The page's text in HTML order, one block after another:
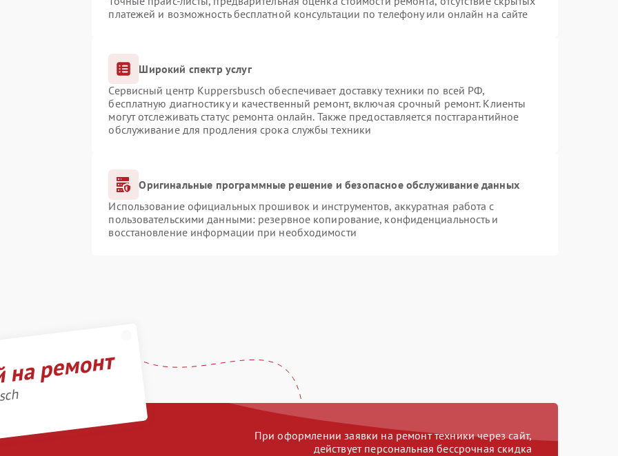
платежей и возможность бесплатной консультации по телефону или онлайн на сайте
Широкий спектр услуг
Сервисный центр Kuppersbusch обеспечивает доставку техники по всей РФ,
бесплатную диагностику и качественный ремонт, включая срочный ремонт. Клиенты
могут отслеживать статус ремонта онлайн. Также предоставляется постгарантийное
обслуживание для продления срока службы техники
Оригинальные программные решение и безопасное обслуживание данных
Использование официальных прошивок и инструментов, аккуратная работа с
пользовательскими данными: резервное копирование, конфиденциальность и
восстановление информации при необходимости
ремонт
При оформлении заявки на ремонт техники через сайт,
действует персональная бессрочная скидка